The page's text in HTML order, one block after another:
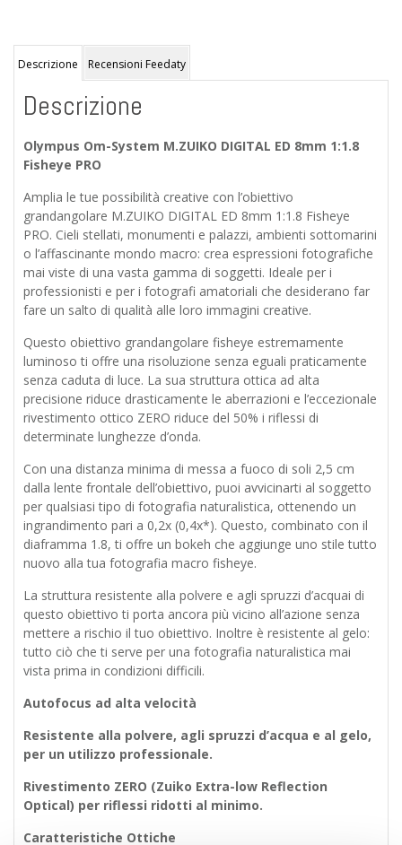
gar.
POLYPHOTO
quantità
Descrizione Recensioni Feedaty
Descrizione
Olympus Om-System M.ZUIKO DIGITAL ED 8mm 1:1.8
Fisheye PRO
Amplia le tue possibilità creative con l’obiettivo
grandangolare M.ZUIKO DIGITAL ED 8mm 1:1.8 Fisheye
PRO. Cieli stellati, monumenti e palazzi, ambienti sottomarini
o l’affascinante mondo macro: crea espressioni fotografiche
mai viste di una vasta gamma di soggetti. Ideale per i
professionisti e per i fotografi amatoriali che desiderano far
fare un salto di qualità alle loro immagini creative.
Questo obiettivo grandangolare fisheye estremamente
luminoso ti offre una risoluzione senza eguali praticamente
senza caduta di luce. La sua struttura ottica ad alta
precisione riduce drasticamente le aberrazioni e l’eccezionale
rivestimento ottico ZERO riduce del 50% i riflessi di
determinate lunghezze d’onda.
Con una distanza minima di messa a fuoco di soli 2,5 cm
dalla lente frontale dell’obiettivo, puoi avvicinarti al soggetto
per qualsiasi tipo di fotografia naturalistica, ottenendo un
ingrandimento pari a 0,2x (0,4x*). Questo, combinato con il
diaframma 1.8, ti offre un bokeh che aggiunge uno stile tutto
nuovo alla tua fotografia macro fisheye.
La struttura resistente alla polvere e agli spruzzi d’acquai di
questo obiettivo ti porta ancora più vicino all’azione senza
mettere a rischio il tuo obiettivo. Inoltre è resistente al gelo:
tutto ciò che ti serve per una fotografia naturalistica mai
vista prima in condizioni difficili.
Autofocus ad alta velocità
Resistente alla polvere, agli spruzzi d’acqua e al gelo,
per un utilizzo professionale.
Rivestimento ZERO (Zuiko Extra-low Reflection
Optical) per riflessi ridotti al minimo.
Caratteristiche Ottiche